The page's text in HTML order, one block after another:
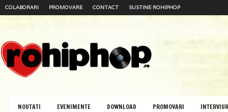
COLABORARI PROMOVARE CONTACT SUSTINE ROHIPHOP
NOUTATI EVENIMENTE DOWNLOAD PROMOVARI